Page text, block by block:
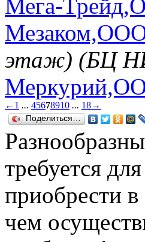
Мега-
этаж) (БЦ
← 1 ... 45678910 ... 18→
Поделиться…
требуется
приобрести
чем